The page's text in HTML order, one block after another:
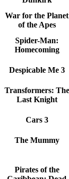
War for the Planet
of the Apes
Spider-Man:
Homecoming
Despicable Me 3
Transformers: The
Last Knight
Cars 3
The Mummy
Pirates of the